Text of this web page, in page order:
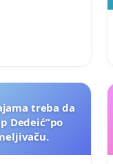
treba da
Dedeić”po